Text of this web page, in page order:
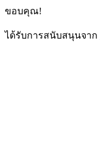
ขอบคุณ!
ได้รับการสนับสนุนจาก